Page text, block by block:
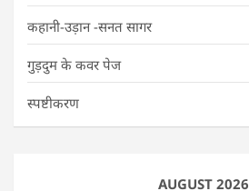
कहानी-उड़ान -सनत सागर
गुड़दुम के कवर पेज
स्पष्टीकरण
AUGUST 2026